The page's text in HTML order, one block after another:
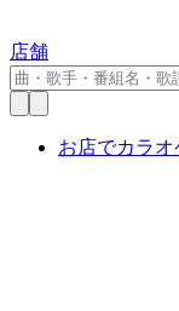
店舗
お店でカラオ